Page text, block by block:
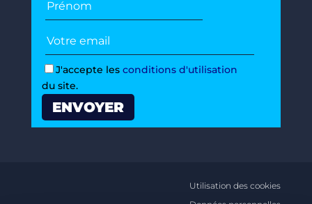
J'accepte les conditions d'utilisation
du site.
Utilisation des cookies